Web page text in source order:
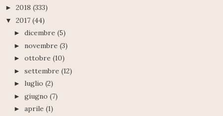
► 2018 (333)
▼ 2017 (44)
► dicembre (5)
► novembre (3)
► ottobre (10)
► settembre (12)
► luglio (2)
► giugno (7)
► aprile (1)